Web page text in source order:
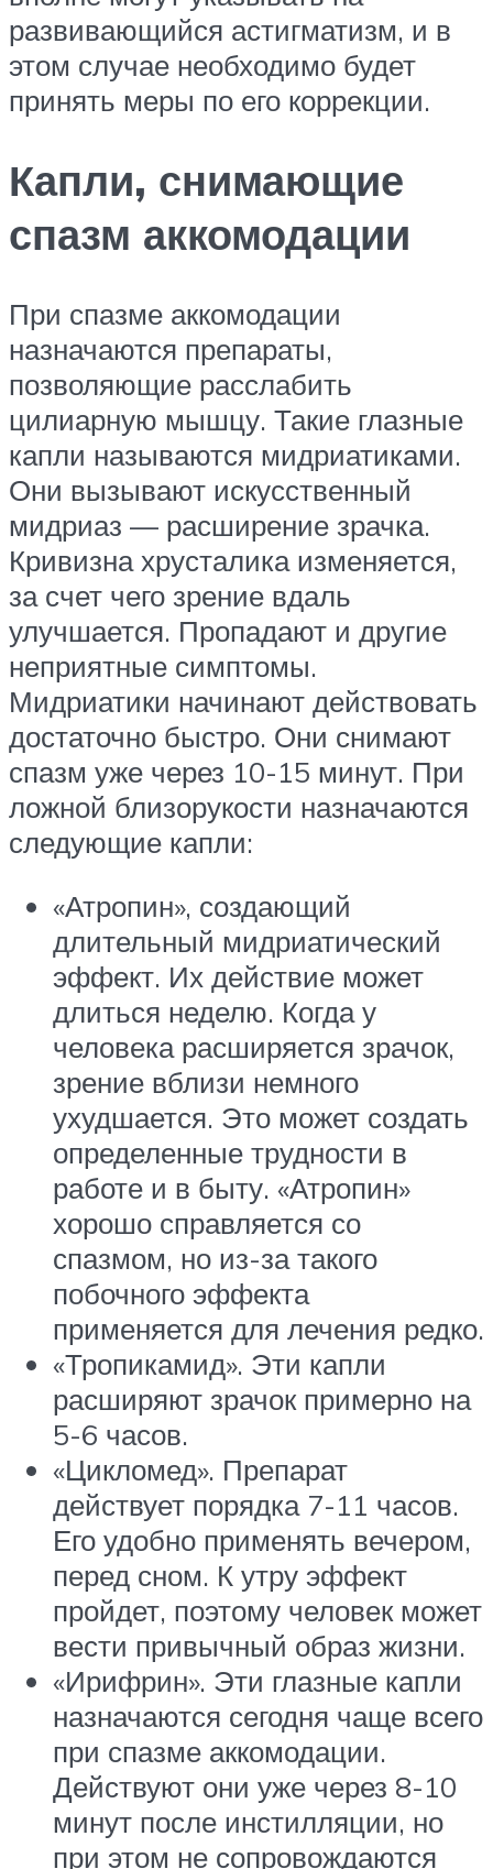
развивающийся астигматизм, и в
этом случае необходимо будет
принять меры по его коррекции.
Капли, снимающие
спазм аккомодации
При спазме аккомодации
назначаются препараты,
позволяющие расслабить
цилиарную мышцу. Такие глазные
капли называются мидриатиками.
Они вызывают искусственный
мидриаз — расширение зрачка.
Кривизна хрусталика изменяется,
за счет чего зрение вдаль
улучшается. Пропадают и другие
неприятные симптомы.
Мидриатики начинают действовать
достаточно быстро. Они снимают
спазм уже через 10-15 минут. При
ложной близорукости назначаются
следующие капли:
«Атропин», создающий
длительный мидриатический
эффект. Их действие может
длиться неделю. Когда у
человека расширяется зрачок,
зрение вблизи немного
ухудшается. Это может создать
определенные трудности в
работе и в быту. «Атропин»
хорошо справляется со
спазмом, но из-за такого
побочного эффекта
применяется для лечения редко.
«Тропикамид». Эти капли
расширяют зрачок примерно на
5-6 часов.
«Цикломед». Препарат
действует порядка 7-11 часов.
Его удобно применять вечером,
перед сном. К утру эффект
пройдет, поэтому человек может
вести привычный образ жизни.
«Ирифрин». Эти глазные капли
назначаются сегодня чаще всего
при спазме аккомодации.
Действуют они уже через 8-10
минут после инстилляции, но
при этом не сопровождаются